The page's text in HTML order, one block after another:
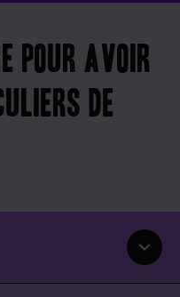
pour avoir
de